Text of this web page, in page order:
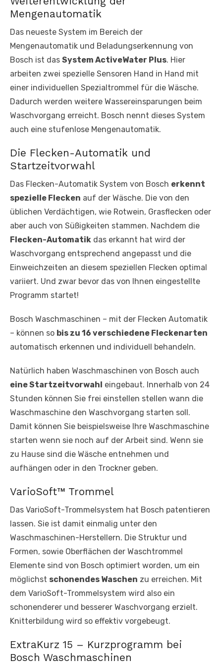
Mengenautomatik
Das neueste System im Bereich der
Mengenautomatik und Beladungserkennung von
Bosch ist das System ActiveWater Plus. Hier
arbeiten zwei spezielle Sensoren Hand in Hand mit
einer individuellen Spezialtrommel für die Wäsche.
Dadurch werden weitere Wassereinsparungen beim
Waschvorgang erreicht. Bosch nennt dieses System
auch eine stufenlose Mengenautomatik.
Die Flecken-Automatik und
Startzeitvorwahl
Das Flecken-Automatik System von Bosch erkennt
spezielle Flecken auf der Wäsche. Die von den
üblichen Verdächtigen, wie Rotwein, Grasflecken oder
aber auch von Süßigkeiten stammen. Nachdem die
Flecken-Automatik das erkannt hat wird der
Waschvorgang entsprechend angepasst und die
Einweichzeiten an diesem speziellen Flecken optimal
variiert. Und zwar bevor das von Ihnen eingestellte
Programm startet!
Bosch Waschmaschinen – mit der Flecken Automatik
– können so bis zu 16 verschiedene Fleckenarten
automatisch erkennen und individuell behandeln.
Natürlich haben Waschmaschinen von Bosch auch
eine Startzeitvorwahl eingebaut. Innerhalb von 24
Stunden können Sie frei einstellen stellen wann die
Waschmaschine den Waschvorgang starten soll.
Damit können Sie beispielsweise Ihre Waschmaschine
starten wenn sie noch auf der Arbeit sind. Wenn sie
zu Hause sind die Wäsche entnehmen und
aufhängen oder in den Trockner geben.
VarioSoft™ Trommel
Das VarioSoft-Trommelsystem hat Bosch patentieren
lassen. Sie ist damit einmalig unter den
Waschmaschinen-Herstellern. Die Struktur und
Formen, sowie Oberflächen der Waschtrommel
Elemente sind von Bosch optimiert worden, um ein
möglichst schonendes Waschen zu erreichen. Mit
dem VarioSoft-Trommelsystem wird also ein
schonenderer und besserer Waschvorgang erzielt.
Knitterbildung wird so effektiv vorgebeugt.
ExtraKurz 15 – Kurzprogramm bei
Bosch Waschmaschinen